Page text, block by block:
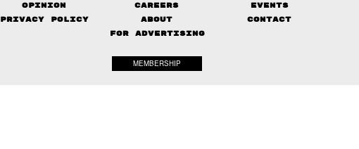
Opinion
Careers
Events
Privacy Policy
About
Contact
FOR ADVERTISING
MEMBERSHIP